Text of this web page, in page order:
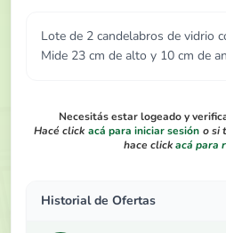
Lote de 2 candelabros de vidrio
Mide 23 cm de alto y 10 cm de
Necesitás estar logeado y
Hacé click acá para iniciar sesión o si
hace clickacá para
Historial de Ofertas